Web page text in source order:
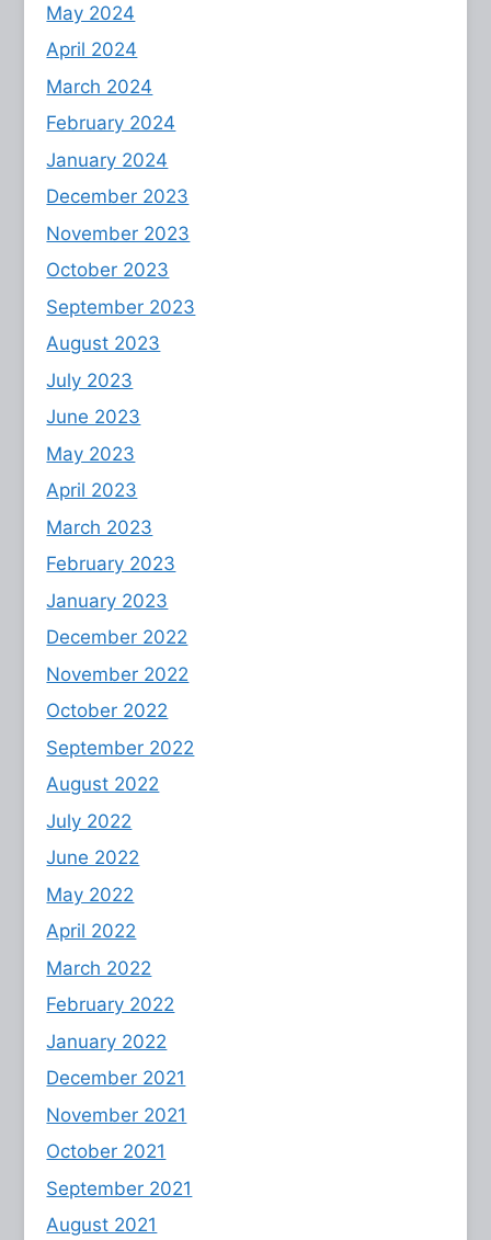
May 2024
April 2024
March 2024
February 2024
January 2024
December 2023
November 2023
October 2023
September 2023
August 2023
July 2023
June 2023
May 2023
April 2023
March 2023
February 2023
January 2023
December 2022
November 2022
October 2022
September 2022
August 2022
July 2022
June 2022
May 2022
April 2022
March 2022
February 2022
January 2022
December 2021
November 2021
October 2021
September 2021
August 2021